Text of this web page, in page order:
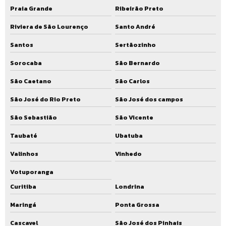
Reforma de ete valor
Reforma de ete custo
Reforma de ete orçamento
Empresa de reforma de ete
Serviço de reforma de ete
Orçamento reforma de ete
Reforma de eta
Serviço de reforma de eta
Orçamento reforma de eta
Ampliação de ete
Ampliação de ete preço
Ampliação de ete valor
Praia Grande
Ribeirão Preto
Riviera de São Lourenço
Santo André
Santos
Sertãozinho
Sorocaba
São Bernardo
São Caetano
São Carlos
São José do Rio Preto
São José dos campos
São Sebastião
São Vicente
Taubaté
Ubatuba
Valinhos
Vinhedo
Votuporanga
Curitiba
Londrina
Maringá
Ponta Grossa
Cascavel
São José dos Pinhais